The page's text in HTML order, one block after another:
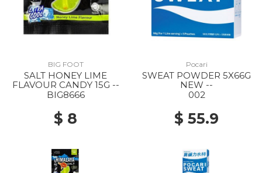
BIG FOOT
SALT HONEY LIME
FLAVOUR CANDY 15G --
BIG8666
$ 8
Pocari
SWEAT POWDER 5X66G
NEW --
002
$ 55.9